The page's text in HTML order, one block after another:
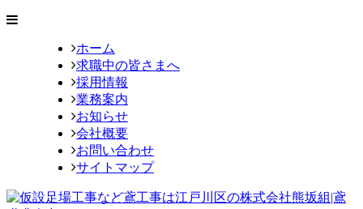
ホーム
求職中の皆さまへ
採用情報
業務案内
お知らせ
会社概要
お問い合わせ
サイトマップ